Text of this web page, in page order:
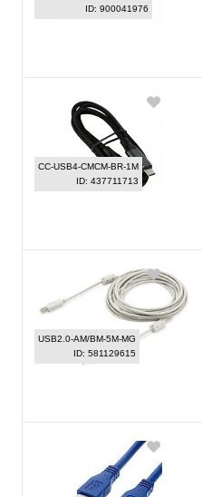
ID: 900041976
CC-USB4-CMCM-BR-1M
ID: 437711713
USB2.0-AM/BM-5M-MG
ID: 581129615